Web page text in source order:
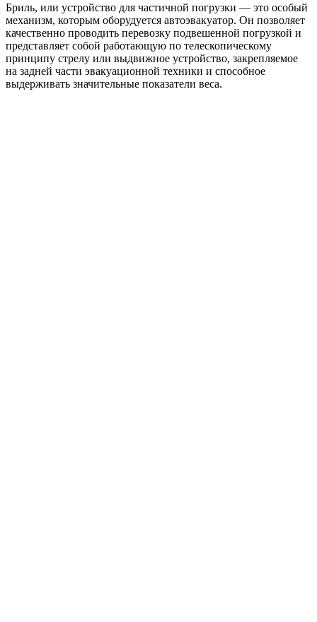
Бриль, или устройство для частичной погрузки — это особый
механизм, которым оборудуется автоэвакуатор. Он позволяет
качественно проводить перевозку подвешенной погрузкой и
представляет собой работающую по телескопическому
принципу стрелу или выдвижное устройство, закрепляемое
на задней части эвакуационной техники и способное
выдерживать значительные показатели веса.